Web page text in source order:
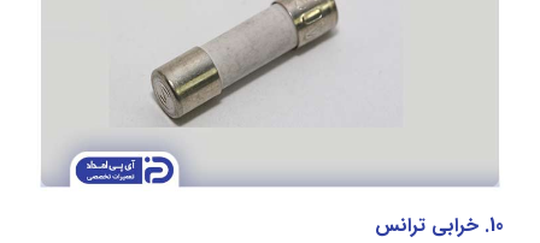
10. خرابی ترانس